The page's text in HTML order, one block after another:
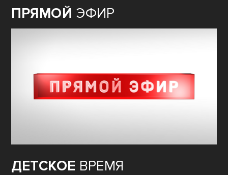
ПРЯМОЙ ЭФИР
ДЕТСКОЕ ВРЕМЯ